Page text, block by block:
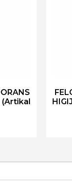
(Artikal